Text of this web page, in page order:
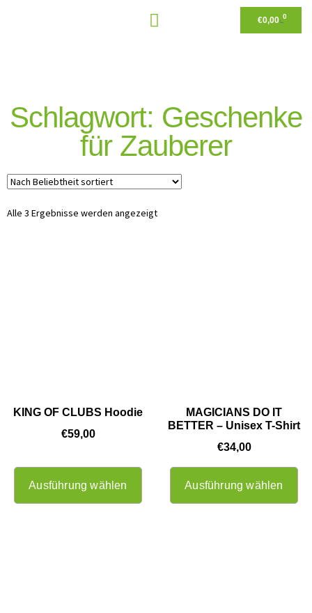
€0,00 0
Schlagwort: Geschenke
für Zauberer
Alle 3 Ergebnisse werden angezeigt
KING OF CLUBS Hoodie
€59,00
Ausführung wählen
MAGICIANS DO IT
BETTER – Unisex T-Shirt
€34,00
Ausführung wählen